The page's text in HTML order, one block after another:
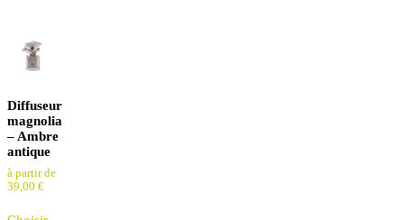
Diffuseur
magnolia
– Ambre
antique
à partir de
39,00 €